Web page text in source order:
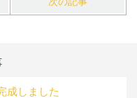
成しました